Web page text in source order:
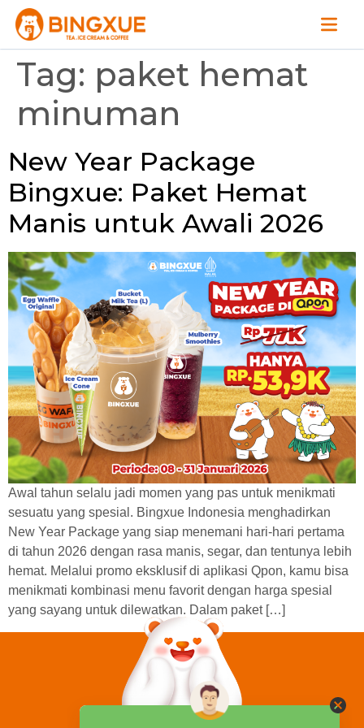
Tag: paket hemat
minuman
New Year Package
Bingxue: Paket Hemat
Manis untuk Awali 2026
Awal tahun selalu jadi momen yang pas untuk menikmati
sesuatu yang spesial. Bingxue Indonesia menghadirkan
New Year Package yang siap menemani hari-hari pertama
di tahun 2026 dengan rasa manis, segar, dan tentunya lebih
hemat. Melalui promo eksklusif di aplikasi Qpon, kamu bisa
menikmati kombinasi menu favorit dengan harga spesial
yang sayang untuk dilewatkan. Dalam paket […]